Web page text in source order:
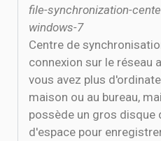
file-synchronization-
windows-7
Centre de
connexion sur le réseau
vous avez plus
maison ou au bureau,
possède un gros disque
d'espace pour